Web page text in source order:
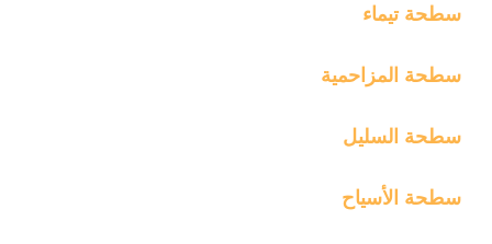
سطحة تيماء
سطحة المزاحمية
سطحة السليل
سطحة الأسياح